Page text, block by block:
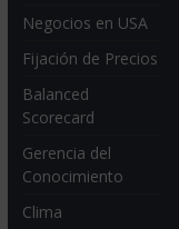
Negocios en USA
Fijación de Precios
Balanced
Scorecard
Gerencia del
Conocimiento
Clima